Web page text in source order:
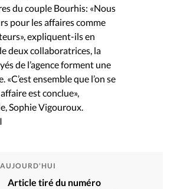
du couple Bourhis: «Nous
pour les affaires comme
expliquent-ils en
deux collaboratrices, la
de l’agence forment une
«C’est ensemble que l’on se
est conclue»,
Sophie Vigouroux.
Article tiré du numéro